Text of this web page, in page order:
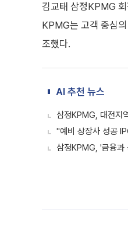
김교태 삼정KPMG
KPMG는 고객 중심
조했다.
AI 추천 뉴스
삼정KPMG, 대전지
"예비 상장사 성공
삼정KPMG, '금융과